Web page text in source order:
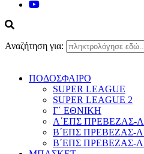
Αναζήτηση για:
ΠΟΔΟΣΦΑΙΡΟ
SUPER LEAGUE
SUPER LEAGUE 2
Γ΄ ΕΘΝΙΚΗ
Α΄ΕΠΣ ΠΡΕΒΕΖΑΣ-
Β΄ΕΠΣ ΠΡΕΒΕΖΑΣ-
Β΄ΕΠΣ ΠΡΕΒΕΖΑΣ-